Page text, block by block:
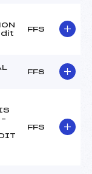
FFS
FFS
FFS